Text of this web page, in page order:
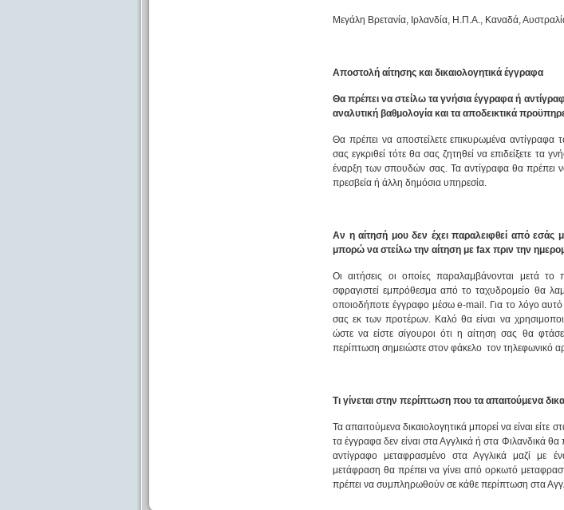
Μεγάλη Βρετανία, Ιρλανδία, Η.Π.Α., Καναδά,
Αποστολή αίτησης και δικαιολογητικά έγγραφα
Θα πρέπει να στείλω τα γνήσια έγγραφα ή
αναλυτική βαθμολογία και τα αποδεικτικά
Θα πρέπει να αποστείλετε επικυρωμένα
σας εγκριθεί τότε θα σας ζητηθεί να επιδείξετε τα
έναρξη των σπουδών σας. Τα αντίγραφα θα πρέπει
πρεσβεία ή άλλη δημόσια υπηρεσία.
Αν η αίτησή μου δεν έχει παραλειφθεί από εσάς
μπορώ να στείλω την αίτηση με fax πριν την
Οι αιτήσεις οι οποίες παραλαμβάνονται μετά
σφραγιστεί εμπρόθεσμα από το ταχυδρομείο θα
οποιοδήποτε έγγραφο μέσω e-mail. Για το λόγο αυτό
σας εκ των προτέρων. Καλό θα είναι να
ώστε να είστε σίγουροι ότι η αίτηση σας θα
περίπτωση σημειώστε στον φάκελο τον τηλεφωνικό
Τι γίνεται στην περίπτωση που τα απαιτούμενα
Τα απαιτούμενα δικαιολογητικά μπορεί να είναι είτε
τα έγγραφα δεν είναι στα Αγγλικά ή στα Φιλανδικά
αντίγραφο μεταφρασμένο στα Αγγλικά μαζί με
μετάφραση θα πρέπει να γίνει από ορκωτό
πρέπει να συμπληρωθούν σε κάθε περίπτωση στα